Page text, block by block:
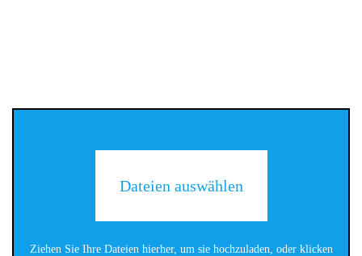
Dateien auswählen
Ziehen Sie Ihre Dateien hierher, um sie hochzuladen, oder klicken